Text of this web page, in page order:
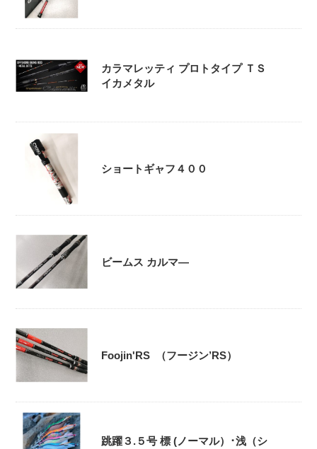
カラマレッティ プロトタイプ ＴＳ
イカメタル
ショートギャフ４００
ビームス カルマ―
Foojin'RS （フージン’RS）
跳躍３.５号 標 (ノーマル）･浅（シ